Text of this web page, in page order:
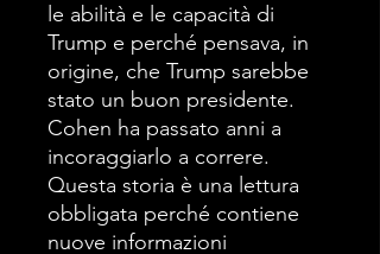
le abilità e le capacità di
Trump e perché pensava, in
origine, che Trump sarebbe
stato un buon presidente.
Cohen ha passato anni a
incoraggiarlo a correre.
Questa storia è una lettura
obbligata perché contiene
nuove informazioni